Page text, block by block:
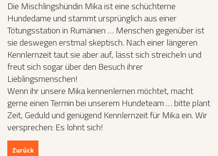
Die Mischlingshündin Mika ist eine schüchterne
Hundedame und stammt ursprünglich aus einer
Tötungsstation in Rumänien … Menschen gegenüber ist
sie deswegen erstmal skeptisch. Nach einer längeren
Kennlernzeit taut sie aber auf, lässt sich streicheln und
freut sich sogar über den Besuch ihrer
Lieblingsmenschen!
Wenn ihr unsere Mika kennenlernen möchtet, macht
gerne einen Termin bei unserem Hundeteam … bitte plant
Zeit, Geduld und genügend Kennlernzeit für Mika ein. Wir
versprechen: Es lohnt sich!
Zurück